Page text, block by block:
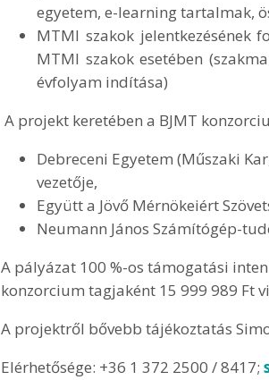
egyetem, e-learning tartalmak,
MTMI szakok jelentkezésének
MTMI szakok esetében
évfolyam indítása)
A projekt keretében a BJMT
Debreceni Egyetem (Műszaki
vezetője,
Együtt a Jövő Mérnökeiért
Neumann János Számítógép-
A pályázat 100 %-os támogatási
konzorcium tagjaként 15 999 989 Ft
A projektről bővebb tájékoztatás
Elérhetősége: +36 1 372 2500 / 8417;